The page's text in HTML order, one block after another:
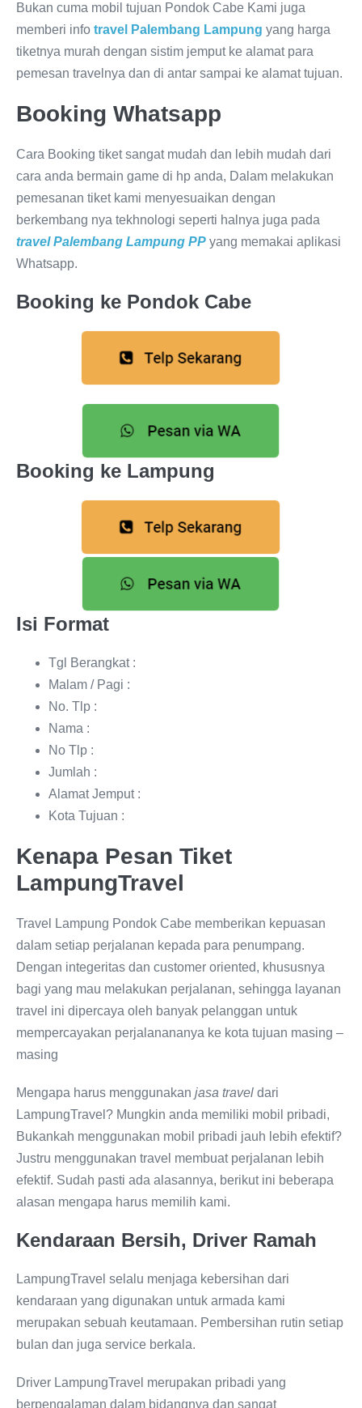
Bukan cuma mobil tujuan Pondok Cabe Kami juga
memberi info travel Palembang Lampung yang harga
tiketnya murah dengan sistim jemput ke alamat para
pemesan travelnya dan di antar sampai ke alamat tujuan.
Booking Whatsapp
Cara Booking tiket sangat mudah dan lebih mudah dari
cara anda bermain game di hp anda, Dalam melakukan
pemesanan tiket kami menyesuaikan dengan
berkembang nya tekhnologi seperti halnya juga pada
travel Palembang Lampung PP yang memakai aplikasi
Whatsapp.
Booking ke Pondok Cabe
Booking ke Lampung
Isi Format
Tgl Berangkat :
Malam / Pagi :
No. Tlp :
Nama :
No Tlp :
Jumlah :
Alamat Jemput :
Kota Tujuan :
Kenapa Pesan Tiket
LampungTravel
Travel Lampung Pondok Cabe memberikan kepuasan
dalam setiap perjalanan kepada para penumpang.
Dengan integeritas dan customer oriented, khususnya
bagi yang mau melakukan perjalanan, sehingga layanan
travel ini dipercaya oleh banyak pelanggan untuk
mempercayakan perjalanananya ke kota tujuan masing –
masing
Mengapa harus menggunakan jasa travel dari
LampungTravel? Mungkin anda memiliki mobil pribadi,
Bukankah menggunakan mobil pribadi jauh lebih efektif?
Justru menggunakan travel membuat perjalanan lebih
efektif. Sudah pasti ada alasannya, berikut ini beberapa
alasan mengapa harus memilih kami.
Kendaraan Bersih, Driver Ramah
LampungTravel selalu menjaga kebersihan dari
kendaraan yang digunakan untuk armada kami
merupakan sebuah keutamaan. Pembersihan rutin setiap
bulan dan juga service berkala.
Driver LampungTravel merupakan pribadi yang
berpengalaman dalam bidangnya dan sangat